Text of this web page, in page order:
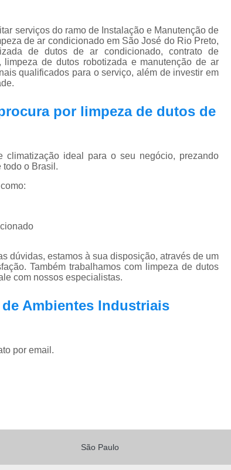
Plano de Manutenção
Plano Manutenção Ar
Pmoc Ar Condicionado Central
Pmoc Ar Condicionado Vila
Pmoc
Pmoc Plano de Manutenção
Retrofit de Sistema de Ar
Sistema de Climatização Automatizado
Sistema de Climatização de
Sistema de Climatização Hospitalar
serviços do ramo de Instalação e Manutenção de
de ar condicionado em São José do Rio Preto,
de dutos de ar condicionado, contrato de
de dutos robotizada e manutenção de ar
qualificados para o serviço, além de investir em
por limpeza de dutos de
ideal para o seu negócio, prezando
todo o Brasil.
dúvidas, estamos à sua disposição, através de um
Também trabalhamos com limpeza de dutos
com nossos especialistas.
Ambientes Industriais
por email.
São Paulo